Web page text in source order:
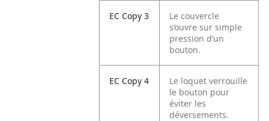
EC Copy 3
Le couvercle
s’ouvre sur simple
pression d’un
bouton.
EC Copy 4
Le loquet verrouille
le bouton pour
éviter les
déversements.